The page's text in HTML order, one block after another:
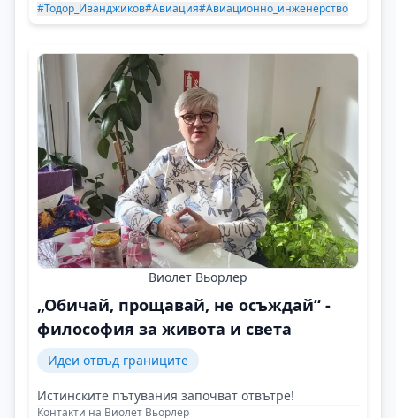
#Тодор_Иванджиков#Авиация#Авиационно_инженерство
Виолет Вьорлер
„Обичай, прощавай, не осъждай“ -
философия за живота и света
Идеи отвъд границите
Истинските пътувания започват отвътре!
Контакти на Виолет Вьорлер